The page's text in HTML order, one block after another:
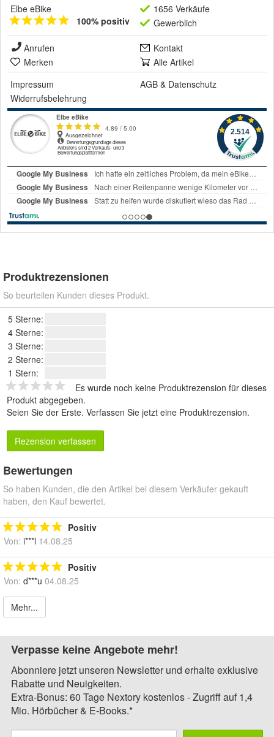
Elbe eBike
100% positiv
1656 Verkäufe
Gewerblich
Anrufen
Kontakt
Merken
Alle Artikel
Impressum
AGB & Datenschutz
Widerrufsbelehrung
Produktrezensionen
So beurteilen Kunden dieses Produkt.
5 Sterne:
4 Sterne:
3 Sterne:
2 Sterne:
1 Stern:
Es wurde noch keine Produktrezension für dieses
Produkt abgegeben.
Seien Sie der Erste. Verfassen Sie jetzt eine Produktrezension.
Rezension verfassen
Bewertungen
So haben Kunden, die den Artikel bei diesem Verkäufer gekauft
haben, den Kauf bewertet.
Positiv
Von: i***l 14.08.25
Positiv
Von: d***u 04.08.25
Mehr...
Verpasse keine Angebote mehr!
Abonniere jetzt unseren Newsletter und erhalte exklusive
Rabatte und Neuigkeiten.
Extra-Bonus: 60 Tage Nextory kostenlos - Zugriff auf 1,4
Mio. Hörbücher & E-Books.*